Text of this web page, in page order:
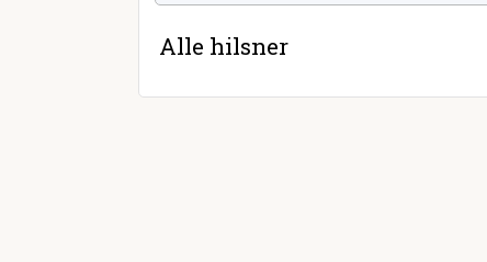
Alle hilsner